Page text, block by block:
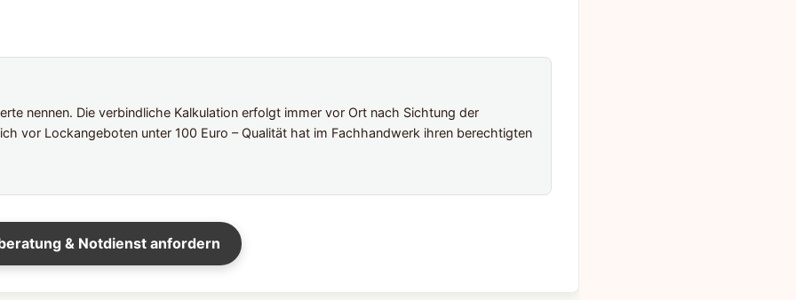
nennen. Die verbindliche Kalkulation erfolgt immer vor Ort nach Sichtung der
vor Lockangeboten unter 100 Euro – Qualität hat im Fachhandwerk ihren berechtigten
& Notdienst anfordern